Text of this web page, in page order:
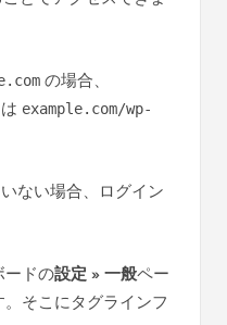
の場合、
example.com/wp-
ない場合、ログイン
ードの設定 » 一般ペー
そこにタグラインフ